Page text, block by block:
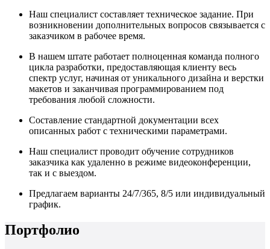
Наш специалист составляет техническое задание. При
возникновении дополнительных вопросов связывается с
заказчиком в рабочее время.
В нашем штате работает полноценная команда полного
цикла разработки, предоставляющая клиенту весь
спектр услуг, начиная от уникального дизайна и верстки
макетов и заканчивая программированием под
требования любой сложности.
Составление стандартной документации всех
описанных работ с техническими параметрами.
Наш специалист проводит обучение сотрудников
заказчика как удаленно в режиме видеоконференции,
так и с выездом.
Предлагаем варианты 24/7/365, 8/5 или индивидуальный
график.
Портфолио